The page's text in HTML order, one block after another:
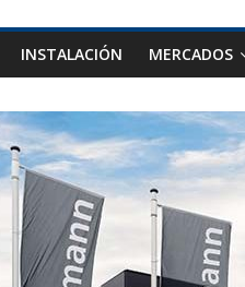
INSTALACIÓN MERCADOS